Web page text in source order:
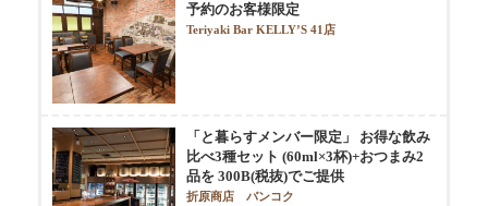
予約のお客様限定
Teriyaki Bar KELLY’S 41店
「と暮らすメンバー限定」 お得な飲み
比べ3種セット (60ml×3杯)+おつまみ2
品を 300B(税抜)でご提供
折原商店 バンコク